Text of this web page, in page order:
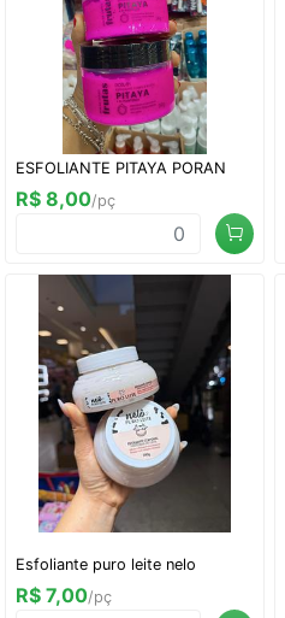
ESFOLIANTE PITAYA PORAN
R$ 8,00/pç
Esfoliante puro leite nelo
R$ 7,00/pç